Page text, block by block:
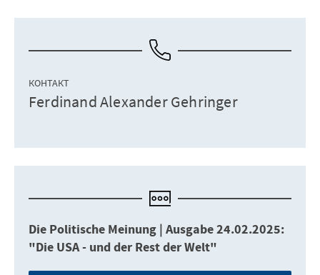
КОНТАКТ
Ferdinand Alexander Gehringer
Die Politische Meinung | Ausgabe 24.02.2025:
"Die USA - und der Rest der Welt"